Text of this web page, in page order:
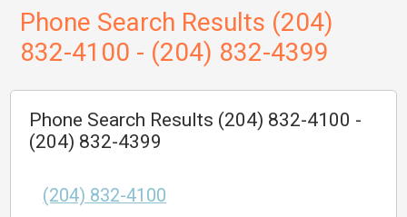
Phone Search Results (204)
832-4100 - (204) 832-4399
Phone Search Results (204) 832-4100 -
(204) 832-4399
(204) 832-4100